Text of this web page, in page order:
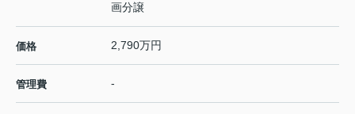
画分譲
価格 2,790万円
管理費 -